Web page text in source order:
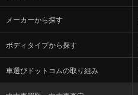
メーカーから探す
ボディタイプから探す
車選びドットコムの取り組み